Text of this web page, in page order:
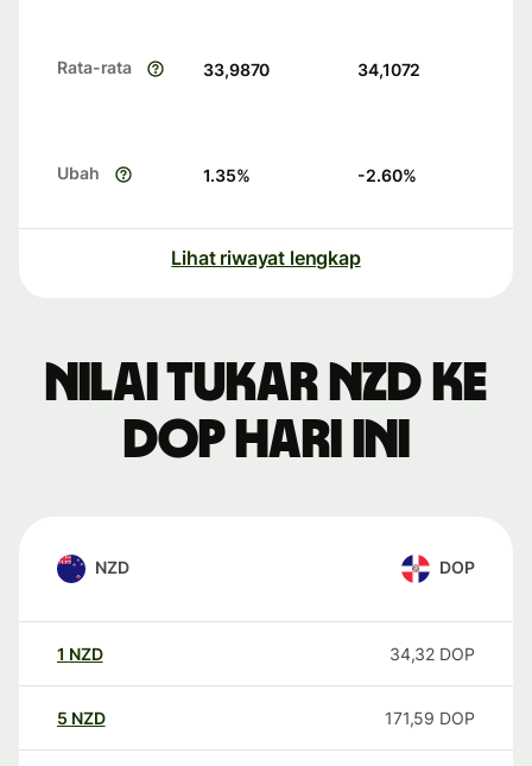
Rata-rata 33,9870 34,1072
Ubah 1.35% -2.60%
Lihat riwayat lengkap
Nilai tukar NZD ke
DOP hari ini
NZD DOP
1 NZD 34,32 DOP
5 NZD 171,59 DOP